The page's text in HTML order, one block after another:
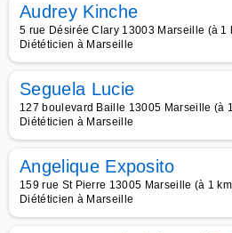
Audrey Kinche
5 rue Désirée Clary 13003 Marseille (à 1
Diététicien à Marseille
Seguela Lucie
127 boulevard Baille 13005 Marseille (à
Diététicien à Marseille
Angelique Exposito
159 rue St Pierre 13005 Marseille (à 1
Diététicien à Marseille